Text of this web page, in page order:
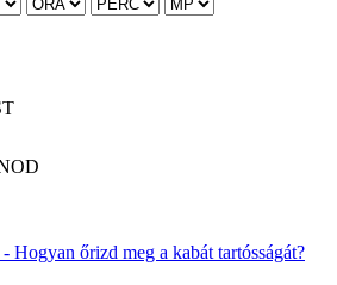
Hogyan őrizd meg a kabát tartósságát?